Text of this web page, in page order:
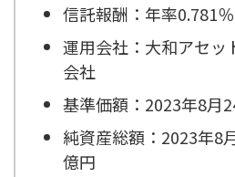
信託報酬：年率0.781％
運用会社：大和アセッ
会社
基準価額：2023年8月
純資産総額：2023年8
億円